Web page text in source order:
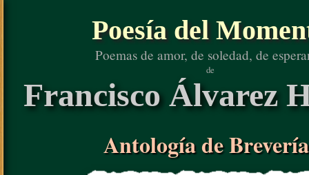
Poesía del
Poemas de amor, de soledad, de
de
Francisco Álvarez
Antología de